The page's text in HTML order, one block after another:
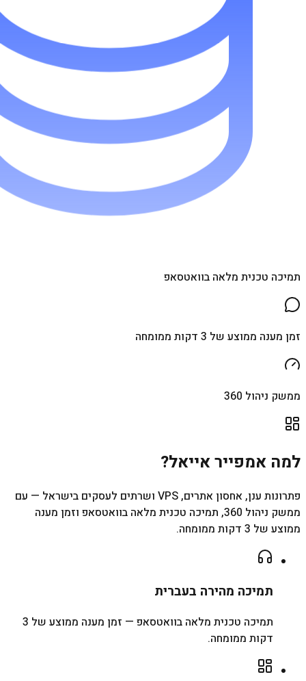
תמיכה טכנית מלאה בוואטסאפ
זמן מענה ממוצע של 3 דקות ממומחה
ממשק ניהול 360
למה אמפייר אייאל?
פתרונות ענן, אחסון אתרים, VPS ושרתים לעסקים בישראל — עם
ממשק ניהול 360, תמיכה טכנית מלאה בוואטסאפ וזמן מענה
ממוצע של 3 דקות ממומחה.
תמיכה מהירה בעברית
תמיכה טכנית מלאה בוואטסאפ — זמן מענה ממוצע של 3
דקות ממומחה.